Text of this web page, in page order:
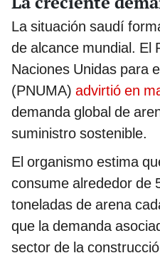
La situación saudí
de alcance mundial. El
Naciones Unidas para
(PNUMA) advirtió en
demanda global de
suministro sostenible.
El organismo estima
consume alrededor de
toneladas de arena
que la demanda
sector de la